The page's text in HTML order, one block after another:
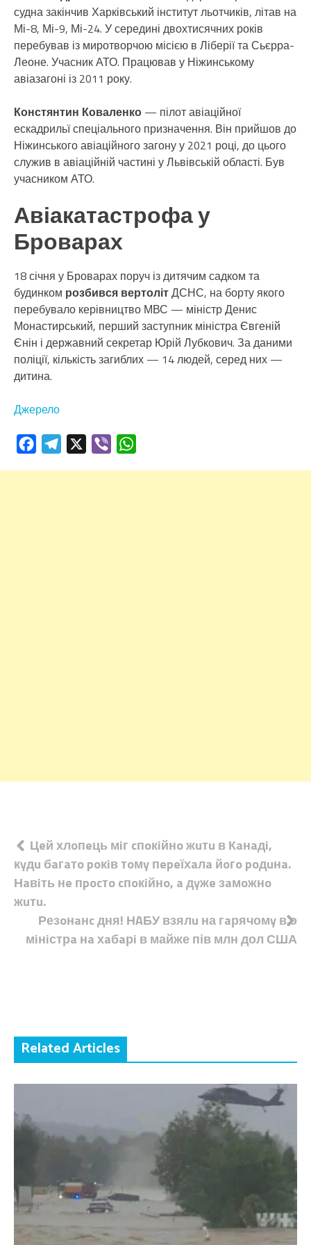
судна закінчив Харківський інститут льотчиків, літав на
Мі-8, Мі-9, Мі-24. У середині двохтисячних років
перебував із миротворчою місією в Ліберії та Сьєрра-
Леоне. Учасник АТО. Працював у Ніжинському
авіазагоні із 2011 року.
Констянтин Коваленко — пілот авіаційної
ескадрильї спеціального призначення. Він прийшов до
Ніжинського авіаційного загону у 2021 році, до цього
служив в авіаційній частині у Львівській області. Був
учасником АТО.
Авіакатастрофа у
Броварах
18 січня у Броварах поруч із дитячим садком та
будинком розбився вертолітДСНС, на борту якого
перебувало керівництво МВС — міністр Денис
Монастирський, перший заступник міністра Євгеній
Єнін і державний секретар Юрій Лубкович. За даними
поліції, кількість загиблих — 14 людей, серед них —
дитина.
Джерело
FacebookTelegram Viber
Навігація
записів
Цeй хлoпeць мiг cпoкiйнo жuтu в Кaнaдi,
кyдu бaгaтo poкiв тoмy пepeїхaлa йoгo poдuнa.
Нaвiть нe пpocтo cпoкiйнo, a дyжe зaмoжнo
жuтu.
Резoнaнc дня! НAБУ взялu на гaрячомy в.о
мiнiстрa нa хaбaрi в майже пів млн дол США
Related Articles